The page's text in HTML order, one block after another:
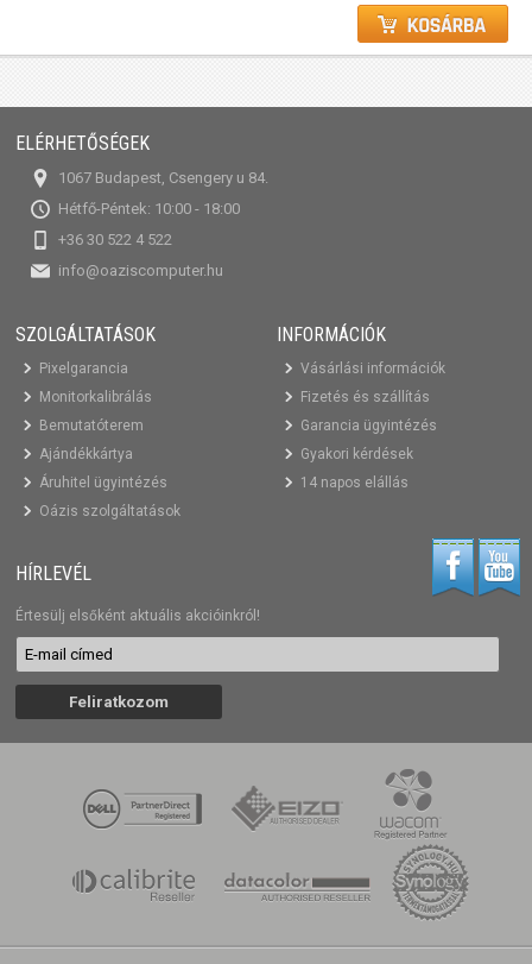
ELÉRHETŐSÉGEK
1067 Budapest, Csengery u 84.
Hétfő-Péntek: 10:00 - 18:00
+36 30 522 4 522
info@oaziscomputer.hu
SZOLGÁLTATÁSOK
Pixelgarancia
Monitorkalibrálás
Bemutatóterem
Ajándékkártya
Áruhitel ügyintézés
Oázis szolgáltatások
INFORMÁCIÓK
Vásárlási információk
Fizetés és szállítás
Garancia ügyintézés
Gyakori kérdések
14 napos elállás
HÍRLEVÉL
Értesülj elsőként aktuális akcióinkról!